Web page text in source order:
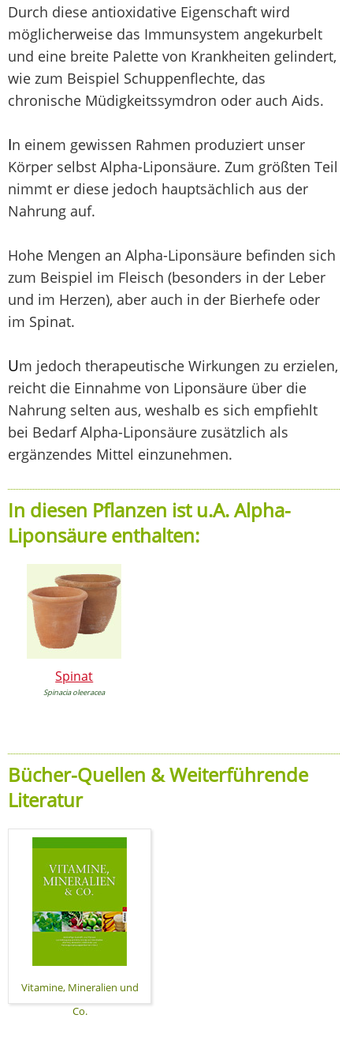
Durch diese antioxidative Eigenschaft wird
möglicherweise das Immunsystem angekurbelt
und eine breite Palette von Krankheiten gelindert,
wie zum Beispiel Schuppenflechte, das
chronische Müdigkeitssymdron oder auch Aids.
In einem gewissen Rahmen produziert unser
Körper selbst Alpha-Liponsäure. Zum größten Teil
nimmt er diese jedoch hauptsächlich aus der
Nahrung auf.
Hohe Mengen an Alpha-Liponsäure befinden sich
zum Beispiel im Fleisch (besonders in der Leber
und im Herzen), aber auch in der Bierhefe oder
im Spinat.
Um jedoch therapeutische Wirkungen zu erzielen,
reicht die Einnahme von Liponsäure über die
Nahrung selten aus, weshalb es sich empfiehlt
bei Bedarf Alpha-Liponsäure zusätzlich als
ergänzendes Mittel einzunehmen.
In diesen Pflanzen ist u.A. Alpha-
Liponsäure enthalten:
Spinat
Spinacia oleeracea
Bücher-Quellen & Weiterführende
Literatur
Vitamine, Mineralien und
Co.